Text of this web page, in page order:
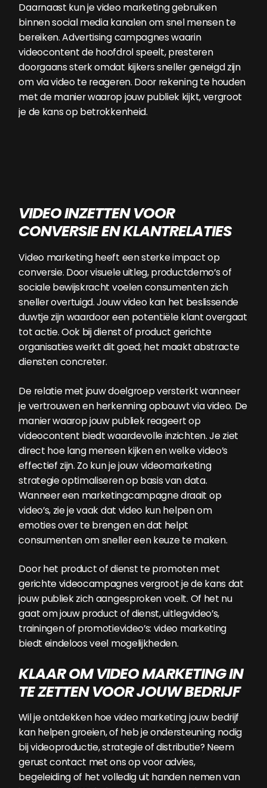
Daarnaast kun je video marketing gebruiken
binnen social media kanalen om snel mensen te
bereiken. Advertising campagnes waarin
videocontent de hoofdrol speelt, presteren
doorgaans sterk omdat kijkers sneller geneigd zijn
om via video te reageren. Door rekening te houden
met de manier waarop jouw publiek kijkt, vergroot
je de kans op betrokkenheid.
VIDEO INZETTEN VOOR
CONVERSIE EN KLANTRELATIES
Video marketing heeft een sterke impact op
conversie. Door visuele uitleg, productdemo’s of
sociale bewijskracht voelen consumenten zich
sneller overtuigd. Jouw video kan het beslissende
duwtje zijn waardoor een potentiële klant overgaat
tot actie. Ook bij dienst of product gerichte
organisaties werkt dit goed; het maakt abstracte
diensten concreter.
De relatie met jouw doelgroep versterkt wanneer
je vertrouwen en herkenning opbouwt via video. De
manier waarop jouw publiek reageert op
videocontent biedt waardevolle inzichten. Je ziet
direct hoe lang mensen kijken en welke video’s
effectief zijn. Zo kun je jouw videomarketing
strategie optimaliseren op basis van data.
Wanneer een marketingcampagne draait op
video’s, zie je vaak dat video kun helpen om
emoties over te brengen en dat helpt
consumenten om sneller een keuze te maken.
Door het product of dienst te promoten met
gerichte videocampagnes vergroot je de kans dat
jouw publiek zich aangesproken voelt. Of het nu
gaat om jouw product of dienst, uitlegvideo’s,
trainingen of promotievideo’s: video marketing
biedt eindeloos veel mogelijkheden.
KLAAR OM VIDEO MARKETING IN
TE ZETTEN VOOR JOUW BEDRIJF
Wil je ontdekken hoe video marketing jouw bedrijf
kan helpen groeien, of heb je ondersteuning nodig
bij videoproductie, strategie of distributie? Neem
gerust contact met ons op voor advies,
begeleiding of het volledig uit handen nemen van